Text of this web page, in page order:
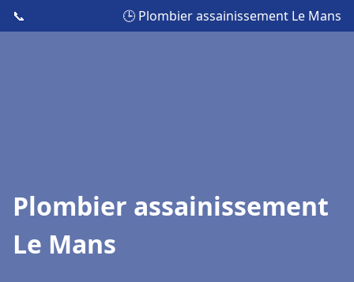
📞 🕒 Plombier assainissement Le Mans
Plombier assainissement
Le Mans